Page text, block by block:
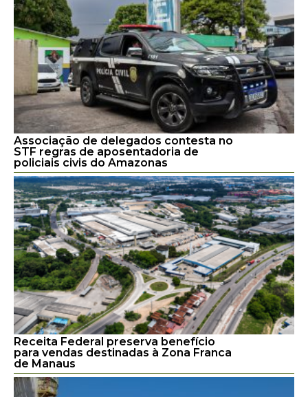
Associação de delegados contesta no
STF regras de aposentadoria de
policiais civis do Amazonas
Receita Federal preserva benefício
para vendas destinadas à Zona Franca
de Manaus